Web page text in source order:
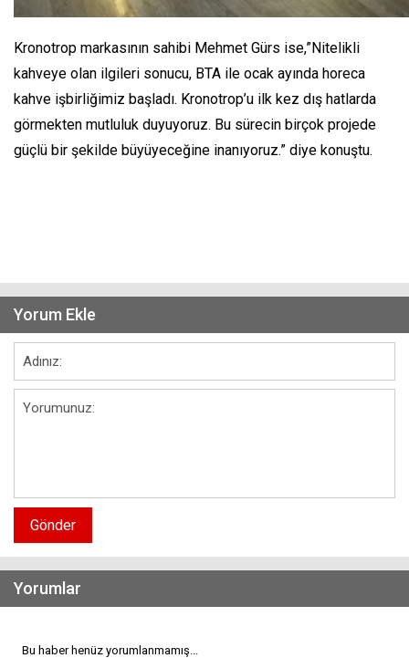
Kronotrop markasının sahibi Mehmet Gürs ise,”Nitelikli
kahveye olan ilgileri sonucu, BTA ile ocak ayında horeca
kahve işbirliğimiz başladı. Kronotrop’u ilk kez dış hatlarda
görmekten mutluluk duyuyoruz. Bu sürecin birçok projede
güçlü bir şekilde büyüyeceğine inanıyoruz.” diye konuştu.
Yorum Ekle
Gönder
Yorumlar
Bu haber henüz yorumlanmamış...